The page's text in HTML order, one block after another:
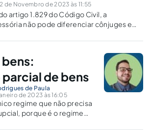
de Novembro de 2023 às 11:55
artigo 1.829 do Código Civil, a
não pode diferenciar cônjuges e
Supremo Tribunal Federal.
de bens
de Paula
de 2023 às 16:05
regime que não precisa
porque é o regime